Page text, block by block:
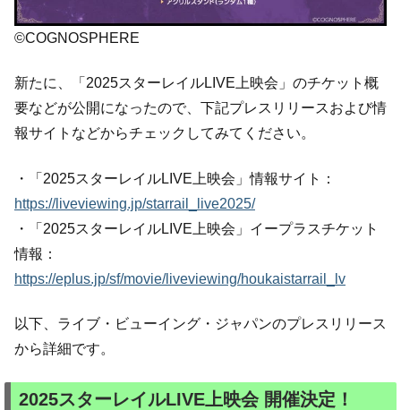
©COGNOSPHERE
新たに、「2025スターレイルLIVE上映会」のチケット概
要などが公開になったので、下記プレスリリースおよび情
報サイトなどからチェックしてみてください。
・「2025スターレイルLIVE上映会」情報サイト：
https://liveviewing.jp/starrail_live2025/
・「2025スターレイルLIVE上映会」イープラスチケット
情報：
https://eplus.jp/sf/movie/liveviewing/houkaistarrail_lv
以下、ライブ・ビューイング・ジャパンのプレスリリース
から詳細です。
2025スターレイルLIVE上映会 開催決定！